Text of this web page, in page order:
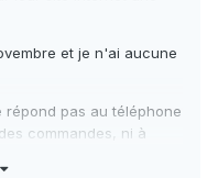
et je n'ai aucune
répond pas au téléphone
commandes, ni à